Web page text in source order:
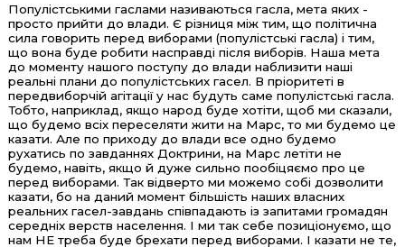
Популістськими гаслами називаються гасла, мета яких -
просто прийти до влади. Є різниця між тим, що політична
сила говорить перед виборами (популістські гасла) і тим,
що вона буде робити насправді після виборів. Наша мета
до моменту нашого поступу до влади наблизити наші
реальні плани до популістських гасел. В пріоритеті в
передвиборчій агітації у нас будуть саме популістські гасла.
Тобто, наприклад, якщо народ буде хотіти, щоб ми сказали,
що будемо всіх переселяти жити на Марс, то ми будемо це
казати. Але по приходу до влади все одно будемо
рухатись по завданнях Доктрини, на Марс летіти не
будемо, навіть, якщо й дуже сильно пообіцяємо про це
перед виборами. Так відверто ми можемо собі дозволити
казати, бо на даний момент більшість наших власних
реальних гасел-завдань співпадають із запитами громадян
середніх верств населення. І ми так себе позиціонуємо, що
нам НЕ треба буде брехати перед виборами. І казати не те,